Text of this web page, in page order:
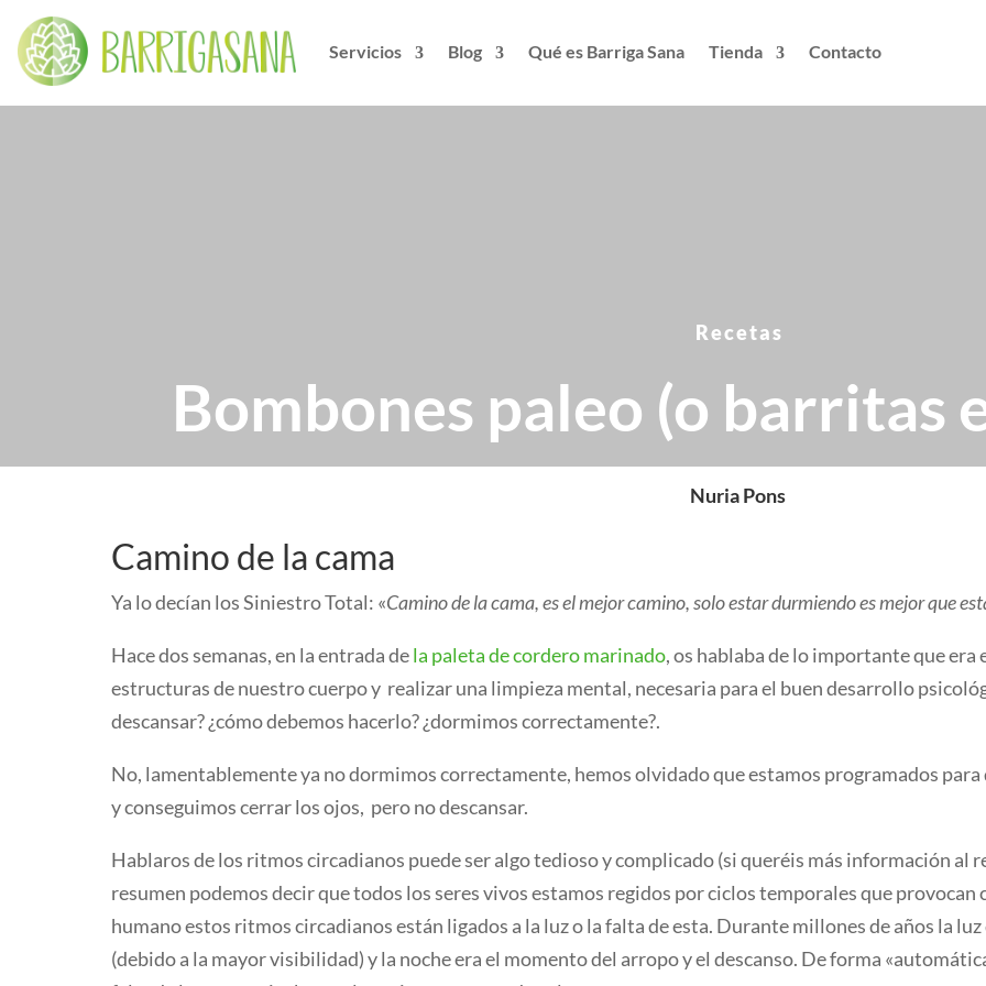
Servicios Blog Qué es Barriga Sana Tienda Contacto
Recetas
Bombones paleo (o barritas
Nuria Pons
Camino de la cama
Ya lo decían los Siniestro Total: «Camino de la cama, es el mejor camino, solo estar durmiendo es mejor que
Hace dos semanas, en la entrada dela paleta de cordero marinado, os hablaba de lo importante que era
estructuras de nuestro cuerpo y realizar una limpieza mental, necesaria para el buen desarrollo
descansar? ¿cómo debemos hacerlo? ¿dormimos correctamente?.
No, lamentablemente ya no dormimos correctamente, hemos olvidado que estamos programados
y conseguimos cerrar los ojos, pero no descansar.
Hablaros de los ritmos circadianos puede ser algo tedioso y complicado (si queréis más información al
resumen podemos decir que todos los seres vivos estamos regidos por ciclos temporales que
humano estos ritmos circadianos están ligados a la luz o la falta de esta. Durante millones de años la
(debido a la mayor visibilidad) y la noche era el momento del arropo y el descanso. De forma